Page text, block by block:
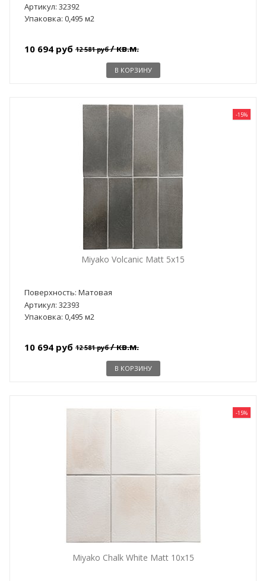
Артикул: 32392
Упаковка: 0,495 м2
10 694 руб 12 581 руб/ кв.м.
В КОРЗИНУ
-15%
Miyako Volcanic Matt 5x15
Поверхность: Матовая
Артикул: 32393
Упаковка: 0,495 м2
10 694 руб 12 581 руб/ кв.м.
В КОРЗИНУ
-15%
Miyako Chalk White Matt 10x15